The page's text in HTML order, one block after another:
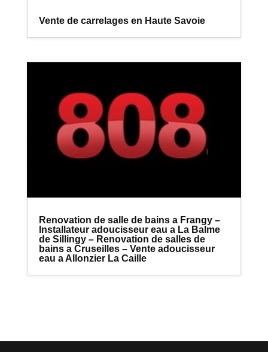
Vente de carrelages en Haute Savoie
Renovation de salle de bains a Frangy –
Installateur adoucisseur eau a La Balme
de Sillingy – Renovation de salles de
bains a Cruseilles – Vente adoucisseur
eau a Allonzier La Caille